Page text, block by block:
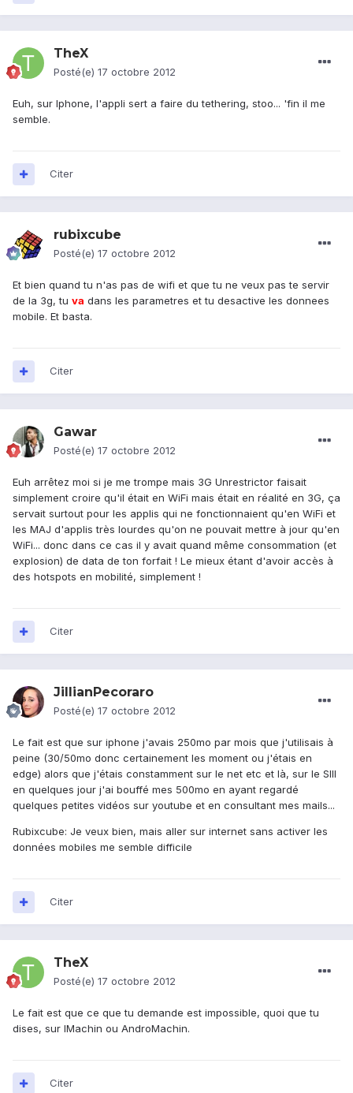
TheX
Posté(e) 17 octobre 2012
Euh, sur Iphone, l'appli sert a faire du tethering, stoo... 'fin il me
semble.
Citer
rubixcube
Posté(e) 17 octobre 2012
Et bien quand tu n'as pas de wifi et que tu ne veux pas te servir
de la 3g, tu va dans les parametres et tu desactive les donnees
mobile. Et basta.
Citer
Gawar
Posté(e) 17 octobre 2012
Euh arrêtez moi si je me trompe mais 3G Unrestrictor faisait
simplement croire qu'il était en WiFi mais était en réalité en 3G, ça
servait surtout pour les applis qui ne fonctionnaient qu'en WiFi et
les MAJ d'applis très lourdes qu'on ne pouvait mettre à jour qu'en
WiFi... donc dans ce cas il y avait quand même consommation (et
explosion) de data de ton forfait ! Le mieux étant d'avoir accès à
des hotspots en mobilité, simplement !
Citer
JillianPecoraro
Posté(e) 17 octobre 2012
Le fait est que sur iphone j'avais 250mo par mois que j'utilisais à
peine (30/50mo donc certainement les moment ou j'étais en
edge) alors que j'étais constamment sur le net etc et là, sur le SIII
en quelques jour j'ai bouffé mes 500mo en ayant regardé
quelques petites vidéos sur youtube et en consultant mes mails...
Rubixcube: Je veux bien, mais aller sur internet sans activer les
données mobiles me semble difficile
Citer
TheX
Posté(e) 17 octobre 2012
Le fait est que ce que tu demande est impossible, quoi que tu
dises, sur IMachin ou AndroMachin.
Citer